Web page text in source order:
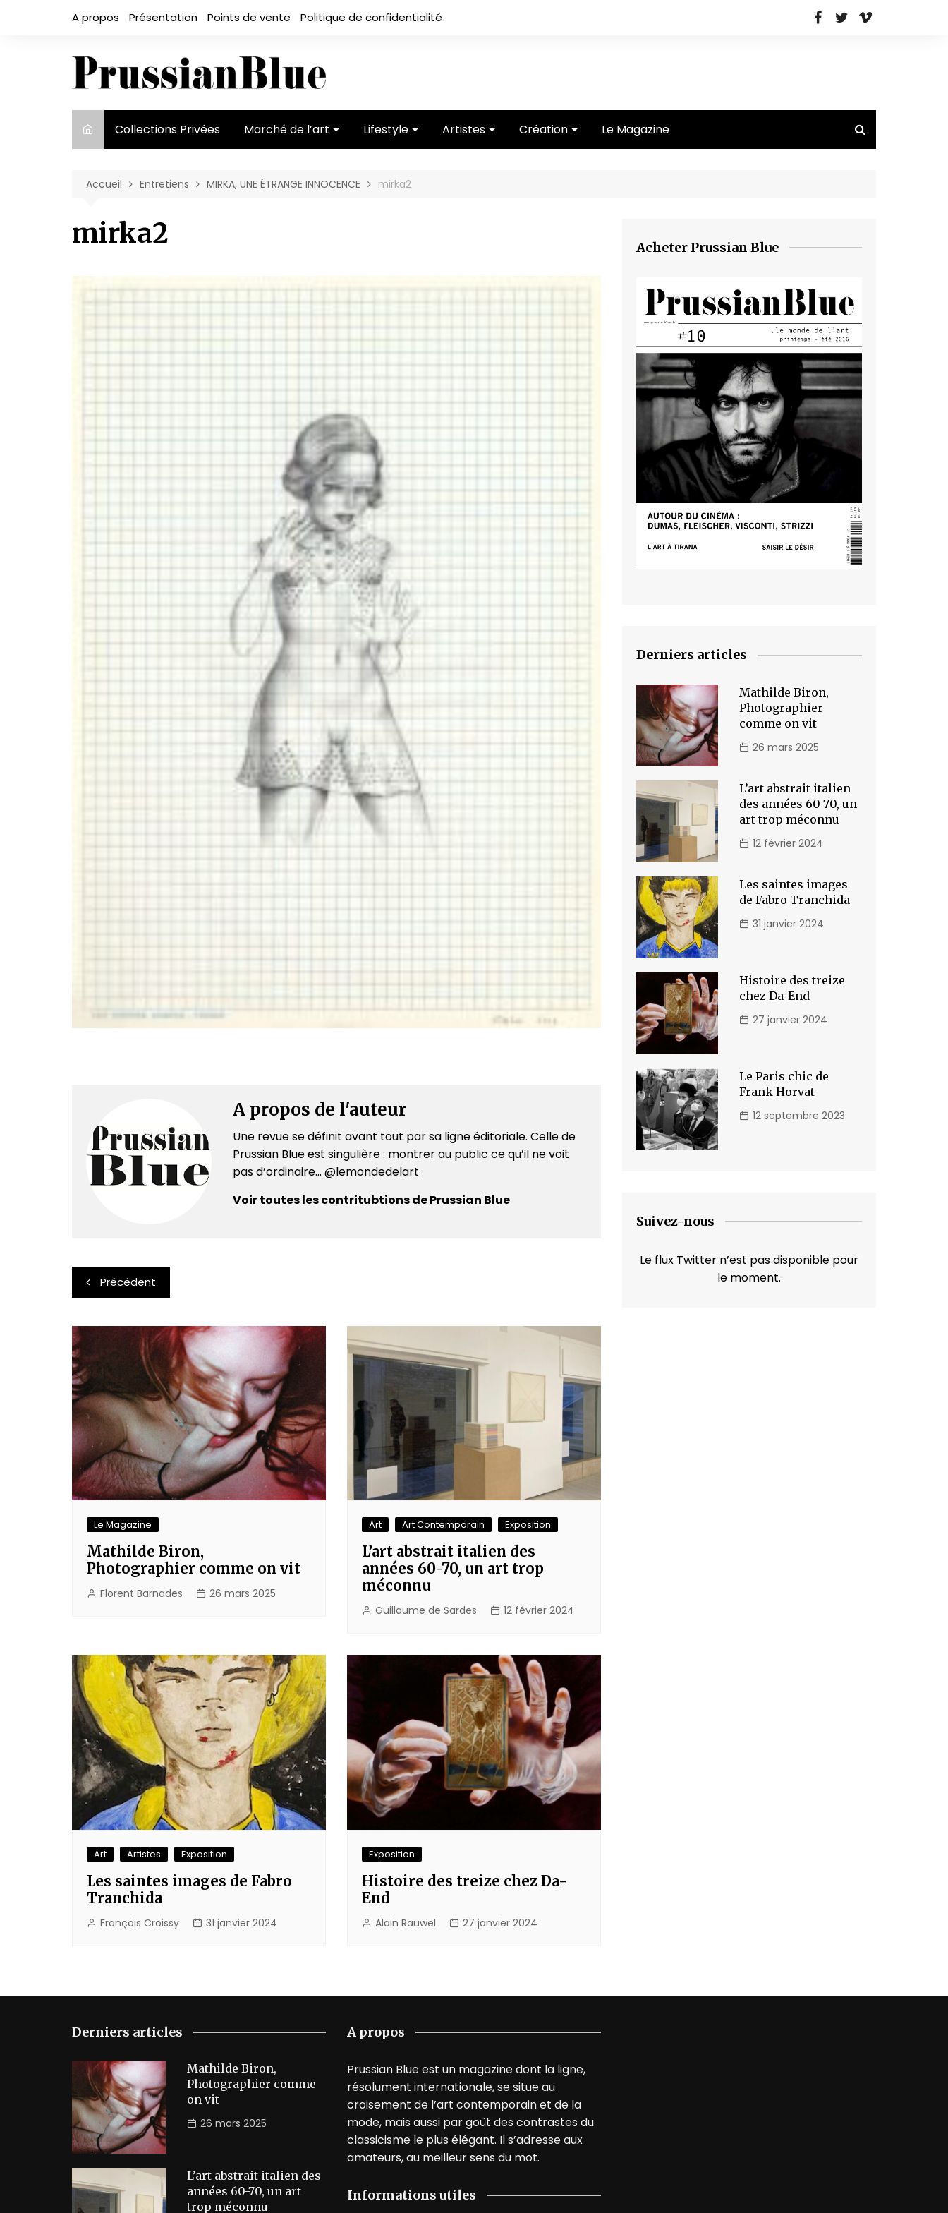
A propos Présentation Points de vente Politique de confidentialité
Collections Privées Marché de l’art
acteurs
Lifestyle
Mode
Artistes Création Le Magazine
Accueil Entretiens MIRKA, UNE ÉTRANGE INNOCENCE mirka2
mirka2
A propos de l'auteur
Une revue se définit avant tout par sa ligne éditoriale. Celle de
Prussian Blue est singulière : montrer au public ce qu’il ne voit
pas d’ordinaire... @lemondedelart
Voir toutes les contritubtions de Prussian Blue
Navigation
de
l’article
Précédent
Le Magazine
Mathilde Biron,
Photographier comme on vit
Florent Barnades 26 mars 2025
Art Art Contemporain Exposition
L’art abstrait italien des
années 60-70, un art trop
méconnu
Guillaume de Sardes 12 février 2024
Art Artistes Exposition
Les saintes images de Fabro
Tranchida
François Croissy 31 janvier 2024
Exposition
Histoire des treize chez Da-
End
Alain Rauwel 27 janvier 2024
Acheter Prussian Blue
Derniers articles
Mathilde Biron,
Photographier
comme on vit
26 mars 2025
L’art abstrait italien
des années 60-70, un
art trop méconnu
12 février 2024
Les saintes images
de Fabro Tranchida
31 janvier 2024
Histoire des treize
chez Da-End
27 janvier 2024
Le Paris chic de
Frank Horvat
12 septembre 2023
Suivez-nous
Le flux Twitter n’est pas disponible pour
le moment.
Derniers articles
Mathilde Biron,
Photographier comme
on vit
26 mars 2025
L’art abstrait italien des
années 60-70, un art
trop méconnu
A propos
Prussian Blue est un magazine dont la ligne,
résolument internationale, se situe au
croisement de l’art contemporain et de la
mode, mais aussi par goût des contrastes du
classicisme le plus élégant. Il s’adresse aux
amateurs, au meilleur sens du mot.
Informations utiles